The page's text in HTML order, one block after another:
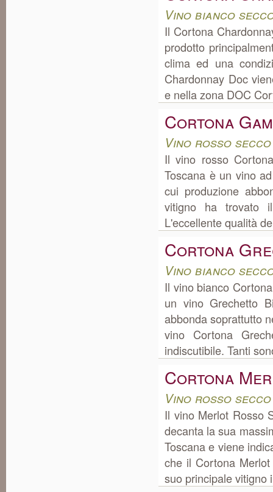
Vino bianco
Il Cortona
prodotto
clima ed una
Chardonnay Doc
e nella zona DOC
Cortona
Vino rosso
Il vino rosso
Toscana è un vino
cui produzione
vitigno ha trovato
L'eccellente qualità
Cortona
Vino bianco
Il vino bianco
un vino Grechetto
abbonda soprattutto
vino Cortona
indiscutibile. Tanti
Cortona
Vino rosso
Il vino Merlot Rosso
decanta la sua
Toscana e viene
che il Cortona
suo principale vitigno